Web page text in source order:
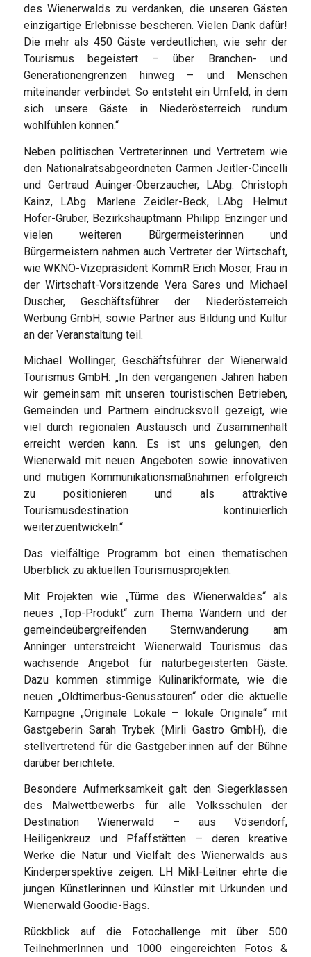
des Wienerwalds zu verdanken, die unseren Gästen
einzigartige Erlebnisse bescheren. Vielen Dank dafür!
Die mehr als 450 Gäste verdeutlichen, wie sehr der
Tourismus begeistert – über Branchen- und
Generationengrenzen hinweg – und Menschen
miteinander verbindet. So entsteht ein Umfeld, in dem
sich unsere Gäste in Niederösterreich rundum
wohlfühlen können.“
Neben politischen Vertreterinnen und Vertretern wie
den Nationalratsabgeordneten Carmen Jeitler-Cincelli
und Gertraud Auinger-Oberzaucher, LAbg. Christoph
Kainz, LAbg. Marlene Zeidler-Beck, LAbg. Helmut
Hofer-Gruber, Bezirkshauptmann Philipp Enzinger und
vielen weiteren Bürgermeisterinnen und
Bürgermeistern nahmen auch Vertreter der Wirtschaft,
wie WKNÖ-Vizepräsident KommR Erich Moser, Frau in
der Wirtschaft-Vorsitzende Vera Sares und Michael
Duscher, Geschäftsführer der Niederösterreich
Werbung GmbH, sowie Partner aus Bildung und Kultur
an der Veranstaltung teil.
Michael Wollinger, Geschäftsführer der Wienerwald
Tourismus GmbH: „In den vergangenen Jahren haben
wir gemeinsam mit unseren touristischen Betrieben,
Gemeinden und Partnern eindrucksvoll gezeigt, wie
viel durch regionalen Austausch und Zusammenhalt
erreicht werden kann. Es ist uns gelungen, den
Wienerwald mit neuen Angeboten sowie innovativen
und mutigen Kommunikationsmaßnahmen erfolgreich
zu positionieren und als attraktive
Tourismusdestination kontinuierlich
weiterzuentwickeln.“
Das vielfältige Programm bot einen thematischen
Überblick zu aktuellen Tourismusprojekten.
Mit Projekten wie „Türme des Wienerwaldes“ als
neues „Top-Produkt“ zum Thema Wandern und der
gemeindeübergreifenden Sternwanderung am
Anninger unterstreicht Wienerwald Tourismus das
wachsende Angebot für naturbegeisterten Gäste.
Dazu kommen stimmige Kulinarikformate, wie die
neuen „Oldtimerbus-Genusstouren“ oder die aktuelle
Kampagne „Originale Lokale – lokale Originale“ mit
Gastgeberin Sarah Trybek (Mirli Gastro GmbH), die
stellvertretend für die Gastgeber:innen auf der Bühne
darüber berichtete.
Besondere Aufmerksamkeit galt den Siegerklassen
des Malwettbewerbs für alle Volksschulen der
Destination Wienerwald – aus Vösendorf,
Heiligenkreuz und Pfaffstätten – deren kreative
Werke die Natur und Vielfalt des Wienerwalds aus
Kinderperspektive zeigen. LH Mikl-Leitner ehrte die
jungen Künstlerinnen und Künstler mit Urkunden und
Wienerwald Goodie-Bags.
Rückblick auf die Fotochallenge mit über 500
TeilnehmerInnen und 1000 eingereichten Fotos &